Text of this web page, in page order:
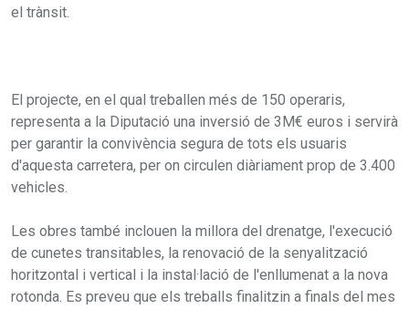
el trànsit.
El projecte, en el qual treballen més de 150 operaris,
representa a la Diputació una inversió de 3M€ euros i servirà
per garantir la convivència segura de tots els usuaris
d'aquesta carretera, per on circulen diàriament prop de 3.400
vehicles.
Les obres també inclouen la millora del drenatge, l'execució
de cunetes transitables, la renovació de la senyalització
horitzontal i vertical i la instal·lació de l'enllumenat a la nova
rotonda. Es preveu que els treballs finalitzin a finals del mes